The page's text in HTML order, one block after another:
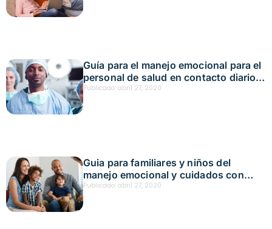
Guía para el manejo emocional para el
personal de salud en contacto diario
con pacientes
Publicado: abril 27, 2020
Guia para familiares y niños del
manejo emocional y cuidados con
familiares contagiados
Publicado: abril 27, 2020